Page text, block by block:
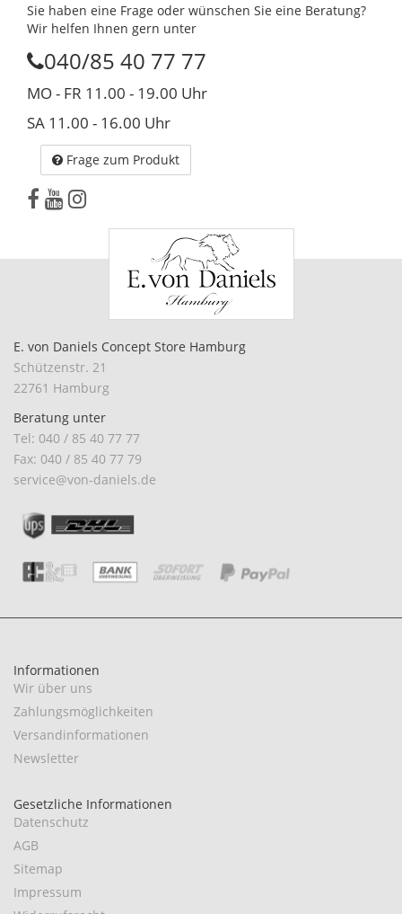
Sie haben eine Frage oder wünschen Sie eine Beratung?
Wir helfen Ihnen gern unter
040/85 40 77 77
MO - FR 11.00 - 19.00 Uhr
SA 11.00 - 16.00 Uhr
Frage zum Produkt
E. von Daniels Concept Store Hamburg
Schützenstr. 21
22761 Hamburg
Beratung unter
Tel: 040 / 85 40 77 77
Fax: 040 / 85 40 77 79
service@von-daniels.de
Informationen
Wir über uns
Zahlungsmöglichkeiten
Versandinformationen
Newsletter
Gesetzliche Informationen
Datenschutz
AGB
Sitemap
Impressum